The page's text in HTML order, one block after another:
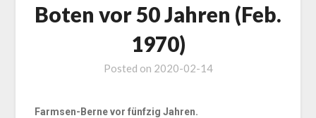
Boten vor 50 Jahren (Feb.
1970)
Posted on 2020-02-14
Farmsen-Berne vor fünfzig Jahren.